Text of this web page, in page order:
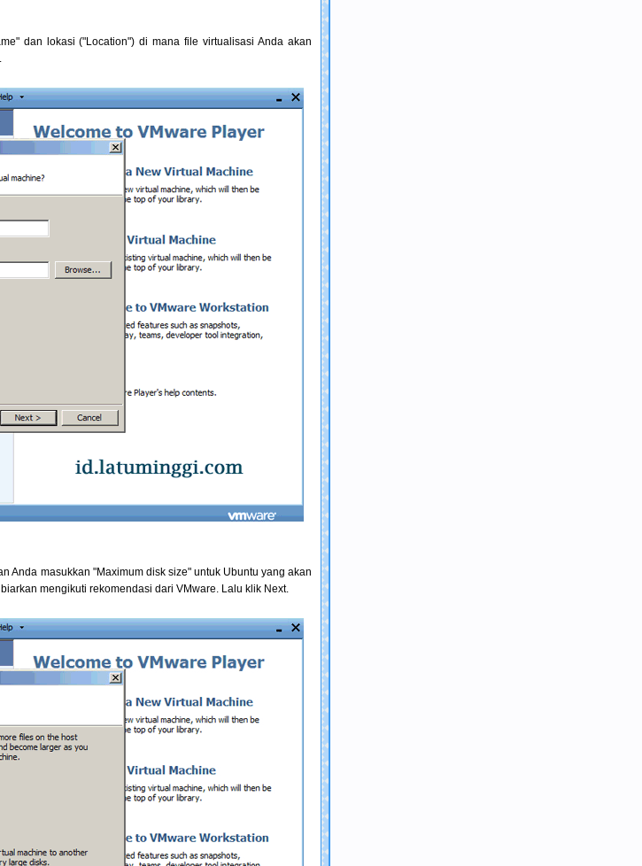
dan lokasi ("Location") di mana file virtualisasi Anda akan
Anda masukkan "Maximum disk size" untuk Ubuntu yang akan
mengikuti rekomendasi dari VMware. Lalu klik Next.